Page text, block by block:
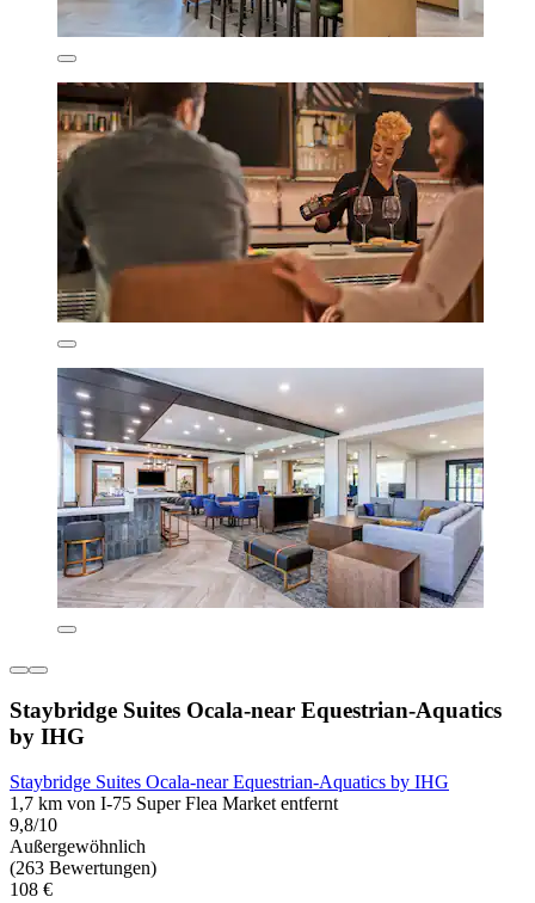
Staybridge Suites Ocala-near Equestrian-Aquatics
by IHG
Staybridge Suites Ocala-near Equestrian-Aquatics by IHG
1,7 km von I-75 Super Flea Market entfernt
9,8/10
Außergewöhnlich
(263 Bewertungen)
108 €